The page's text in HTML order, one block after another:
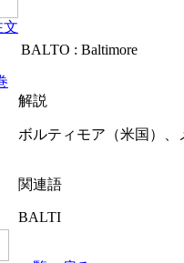
文
BALTO : Baltimore
解説
ボルティモア（米国）、
関連語
BALTI